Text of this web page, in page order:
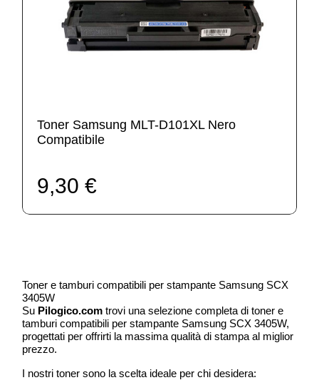
Toner Samsung MLT-D101XL Nero
Compatibile
9,30 €
Toner e tamburi compatibili per stampante Samsung SCX
3405W
Su Pilogico.com trovi una selezione completa di toner e
tamburi compatibili per stampante Samsung SCX 3405W,
progettati per offrirti la massima qualità di stampa al miglior
prezzo.
I nostri toner sono la scelta ideale per chi desidera: